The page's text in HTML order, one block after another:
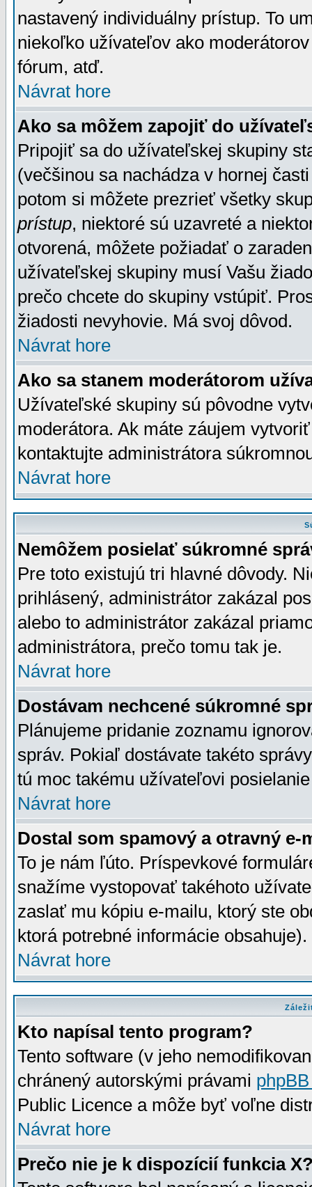
nastavený individuálny prístup. To
niekoľko užívateľov ako
fórum, atď.
Návrat hore
Ako sa môžem zapojiť do
Pripojiť sa do užívateľskej skupiny
(večšinou sa nachádza v hornej
potom si môžete prezrieť všetky
prístup, niektoré sú uzavreté a
otvorená, môžete požiadať o
užívateľskej skupiny musí Vašu
prečo chcete do skupiny vstúpiť.
žiadosti nevyhovie. Má svoj dôvod.
Návrat hore
Ako sa stanem moderátorom
Užívateľské skupiny sú pôvodne
moderátora. Ak máte záujem
kontaktujte administrátora
Návrat hore
Nemôžem posielať súkromné
Pre toto existujú tri hlavné dôvody.
prihlásený, administrátor zakázal
alebo to administrátor zakázal
administrátora, prečo tomu tak je.
Návrat hore
Dostávam nechcené súkromné
Plánujeme pridanie zoznamu
správ. Pokiaľ dostávate takéto
tú moc takému užívateľovi
Návrat hore
Dostal som spamový a otravný e-
To je nám ľúto. Príspevkové
snažíme vystopovať takéhoto
zaslať mu kópiu e-mailu, ktorý ste
ktorá potrebné informácie
Návrat hore
Kto napísal tento program?
Tento software (v jeho
chránený autorskými právami
Public Licence a môže byť voľne
Návrat hore
Prečo nie je k dispozícií funkcia